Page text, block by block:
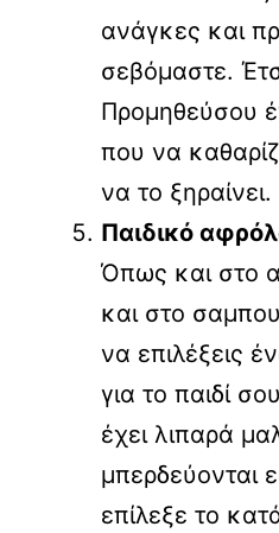
ανάγκες και
σεβόμαστε.
Προμηθεύσου
που να
να το ξηραίνει.
Παιδικό
Όπως και στο
και στο
να επιλέξεις
για το παιδί
έχει λιπαρά
μπερδεύονται
επίλεξε το